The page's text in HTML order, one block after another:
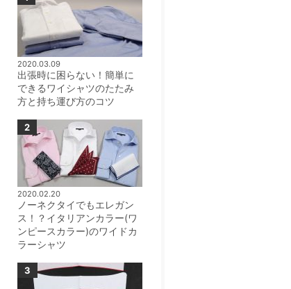
2020.03.09
出張時に困らない！簡単に
できるワイシャツのたたみ
方と持ち運び方のコツ
2020.02.20
ノーネクタイでもエレガン
ス！？イタリアンカラー(ワ
ンピースカラー)のワイドカ
ラーシャツ